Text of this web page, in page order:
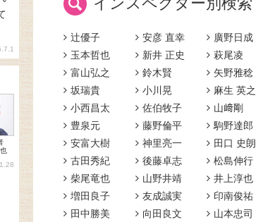
辻優子 安彦 直幸
廣野日成
玉本哲也
新井 正史
萩尾凌
富山弘之
鈴木賢
矢野雅稔
坂瑞貴
小川晃
麻生 英之
小西昌太
佐伯牧子
山﨑剛
豊泉元
藤野倫平
駒野達郎
安富大樹
神里亮一
田口 史朗
古田秀紀
後藤卓志
松島伸行
柴尾竜也
山野井靖
井上淳也
増田良子
友成誠実
印南俊祐
田中勝美
向田良文
山本忠司